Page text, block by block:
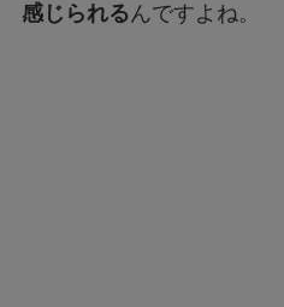
感じられるんですよね。